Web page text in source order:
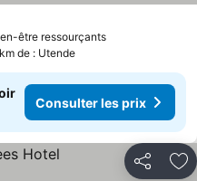
être ressourçantsConsulter
de : Utende
Consulter les prix
Partager